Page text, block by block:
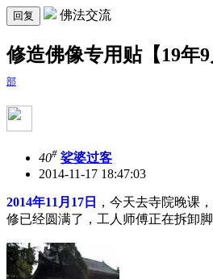
回复 佛法交流
修造佛像专用贴【19年9
部
40# 娑婆过客
2014-11-17 18:47:03
2014年11月17日
，今天去寺院晚课
修已经圆满了，工人师傅正在拆卸脚